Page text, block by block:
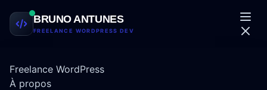
BRUNO ANTUNES
FREELANCE WORDPRESS DEV
Freelance WordPress
À propos